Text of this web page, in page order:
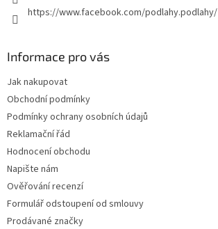
https://www.facebook.com/podlahy.podlahy/
Informace pro vás
Jak nakupovat
Obchodní podmínky
Podmínky ochrany osobních údajů
Reklamační řád
Hodnocení obchodu
Napište nám
Ověřování recenzí
Formulář odstoupení od smlouvy
Prodávané značky